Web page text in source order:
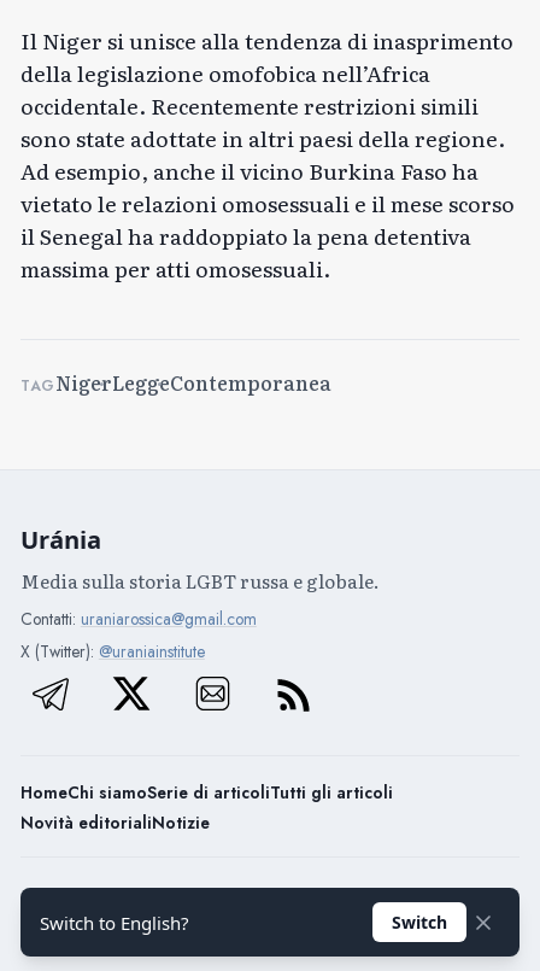
Il Niger si unisce alla tendenza di inasprimento
della legislazione omofobica nell’Africa
occidentale. Recentemente restrizioni simili
sono state adottate in altri paesi della regione.
Ad esempio, anche il vicino Burkina Faso ha
vietato le relazioni omosessuali e il mese scorso
il Senegal ha raddoppiato la pena detentiva
massima per atti omosessuali.
TAGNigerLeggeContemporanea
Uránia
Media sulla storia LGBT russa e globale.
Contatti: uraniarossica@gmail.com
X (Twitter): @uraniainstitute
HomeChi siamoSerie di articoliTutti gli articoli
Novità editorialiNotizie
Uránia / 2026
Switch to English? Switch